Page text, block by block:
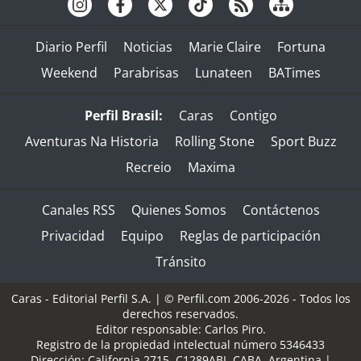
Diario Perfil Noticias Marie Claire
Fortuna
Weekend
Parabrisas Lunateen BATimes
Perfil Brasil: Caras
Contigo
Aventuras Na Historia
Rolling Stone
Sport Buzz
Recreio
Maxima
Canales RSS Quienes Somos
Contáctenos
Privacidad
Equipo
Reglas de participación
Tránsito
Caras - Editorial Perfil S.A. | © Perfil.com 2006-2026 - Todos los
derechos reservados.
Editor responsable: Carlos Piro.
Registro de la propiedad intelectual número 5346433